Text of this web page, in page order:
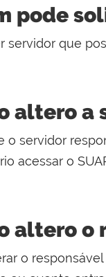
pode
servidor que
altero a
o servidor
acessar o
altero o
o